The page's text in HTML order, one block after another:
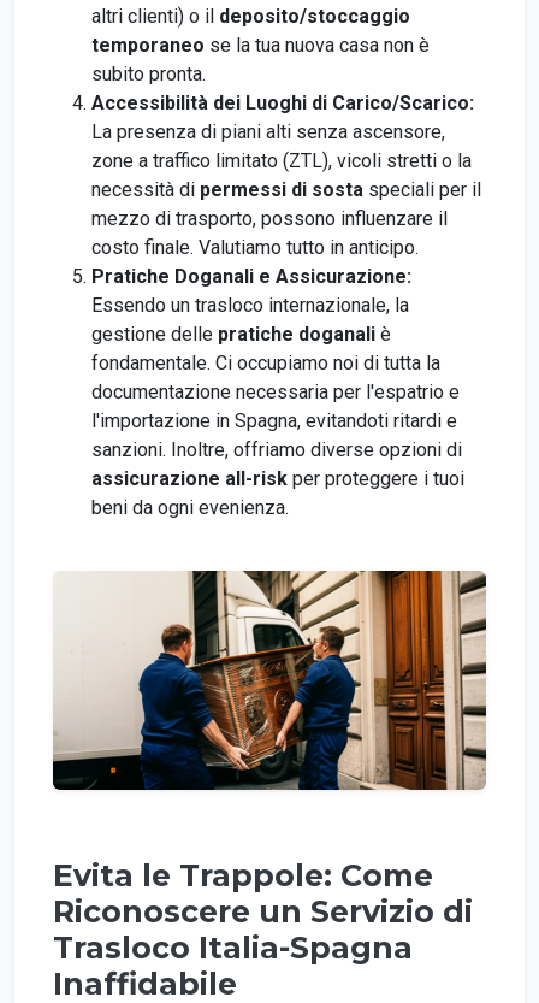
altri clienti) o il deposito/stoccaggio
temporaneo se la tua nuova casa non è
subito pronta.
Accessibilità dei Luoghi di Carico/Scarico:
La presenza di piani alti senza ascensore,
zone a traffico limitato (ZTL), vicoli stretti o la
necessità di permessi di sosta speciali per il
mezzo di trasporto, possono influenzare il
costo finale. Valutiamo tutto in anticipo.
Pratiche Doganali e Assicurazione:
Essendo un trasloco internazionale, la
gestione delle pratiche doganali è
fondamentale. Ci occupiamo noi di tutta la
documentazione necessaria per l'espatrio e
l'importazione in Spagna, evitandoti ritardi e
sanzioni. Inoltre, offriamo diverse opzioni di
assicurazione all-risk per proteggere i tuoi
beni da ogni evenienza.
Evita le Trappole: Come
Riconoscere un Servizio di
Trasloco Italia-Spagna
Inaffidabile